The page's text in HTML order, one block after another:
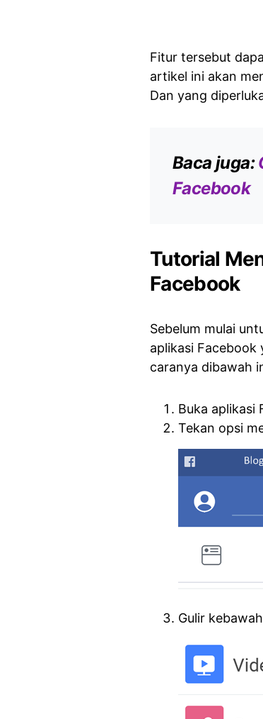
Fitur tersebut
artikel ini akan
Dan yang
Baca juga:
Facebook
Tutorial
Facebook
Sebelum mulai
aplikasi Facebook
caranya dibawah
Buka aplikasi
Tekan opsi
Gulir